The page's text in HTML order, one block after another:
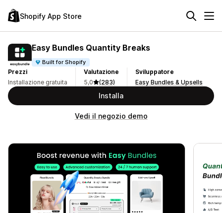
Shopify App Store
Easy Bundles Quantity Breaks
Built for Shopify
Prezzi
Installazione gratuita
Valutazione
5,0
(283)
Sviluppatore
Easy Bundles & Upsells
Installa
Vedi il negozio demo